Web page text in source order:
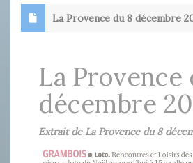
La Provence du 8 décembre
La Provence
décembre
Extrait de La Provence du 8